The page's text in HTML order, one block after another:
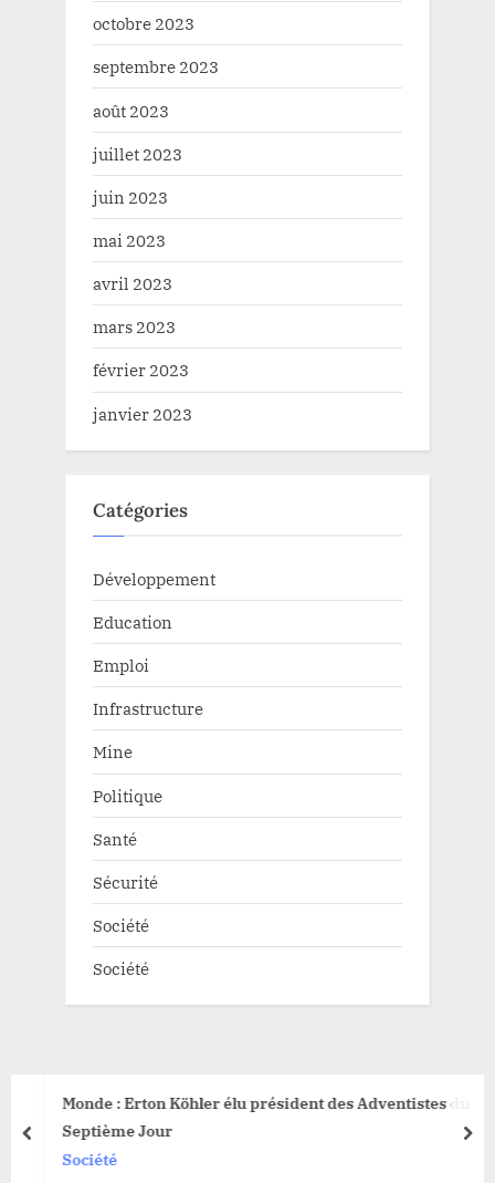
octobre 2023
septembre 2023
août 2023
juillet 2023
juin 2023
mai 2023
avril 2023
mars 2023
février 2023
janvier 2023
Catégories
Développement
Education
Emploi
Infrastructure
Mine
Politique
Santé
Sécurité
Société
Société
Monde : Erton Köhler élu président des Adventistes du
Septième Jour
Société
prev